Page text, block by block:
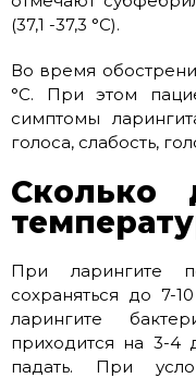
(37,1 -37,3 °C).
Во время
°C. При этом
симптомы
голоса, слабость,
Сколько
При ларингите
сохраняться до 7-
ларингите
приходится на 3-4
падать. При